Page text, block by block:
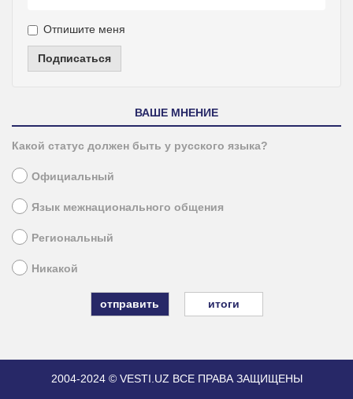
Отпишите меня
Подписаться
ВАШЕ МНЕНИЕ
Какой статус должен быть у русского языка?
Официальный
Язык межнационального общения
Региональный
Никакой
итоги
2004-2024 © VESTI.UZ ВСЕ ПРАВА ЗАЩИЩЕНЫ